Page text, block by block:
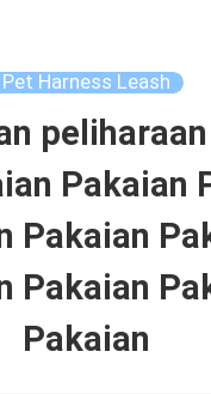
Pet Harness Leash
Pakaian
Pakaian
Pakaian
Pakaian